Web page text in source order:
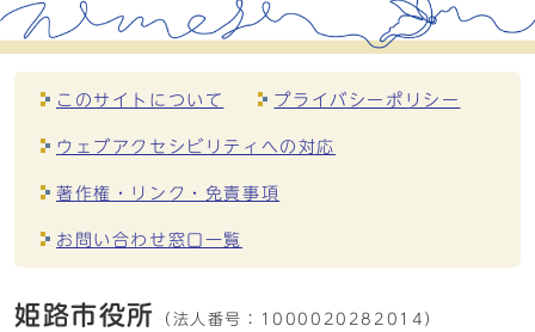
このサイトについて プライバシーポリシー
ウェブアクセシビリティへの対応
著作権・リンク・免責事項
お問い合わせ窓口一覧
姫路市役所 （法人番号： 1000020282014）